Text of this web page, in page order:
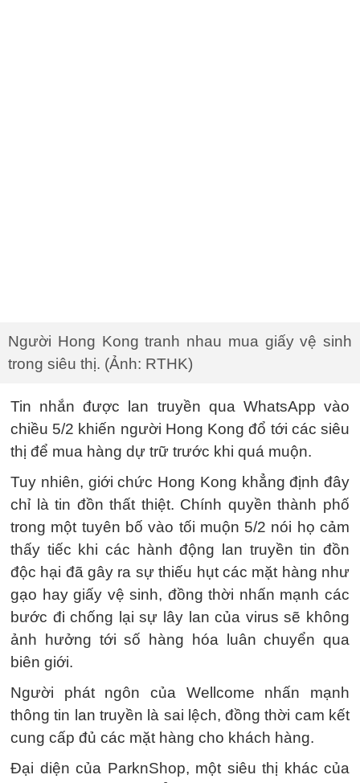
Người Hong Kong tranh nhau mua giấy vệ sinh
trong siêu thị. (Ảnh: RTHK)
Tin nhắn được lan truyền qua WhatsApp vào
chiều 5/2 khiến người Hong Kong đổ tới các siêu
thị để mua hàng dự trữ trước khi quá muộn.
Tuy nhiên, giới chức Hong Kong khẳng định đây
chỉ là tin đồn thất thiệt. Chính quyền thành phố
trong một tuyên bố vào tối muộn 5/2 nói họ cảm
thấy tiếc khi các hành động lan truyền tin đồn
độc hại đã gây ra sự thiếu hụt các mặt hàng như
gạo hay giấy vệ sinh, đồng thời nhấn mạnh các
bước đi chống lại sự lây lan của virus sẽ không
ảnh hưởng tới số hàng hóa luân chuyển qua
biên giới.
Người phát ngôn của Wellcome nhấn mạnh
thông tin lan truyền là sai lệch, đồng thời cam kết
cung cấp đủ các mặt hàng cho khách hàng.
Đại diện của ParknShop, một siêu thị khác của